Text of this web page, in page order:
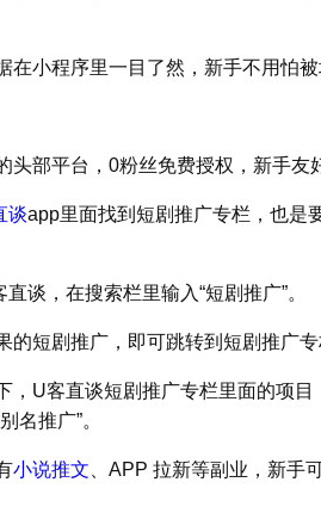
在小程序里一目了然，新手不用怕
头部平台，0粉丝免费授权，新手友
谈app里面找到短剧推广专栏，也是
谈，在搜索栏里输入“短剧推广”。
的短剧推广，即可跳转到短剧推广
，U客直谈短剧推广专栏里面的项
名推广”。
小说推文 、APP 拉新等副业，新手